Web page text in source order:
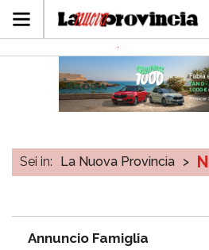
Sei in: La Nuova Provincia >
Annuncio Famiglia